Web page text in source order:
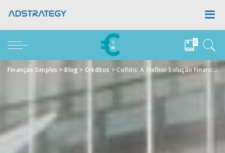
0
Finanças Simples >Blog > Créditos >Cofidis: A Melhor Solução Financeira para Si!